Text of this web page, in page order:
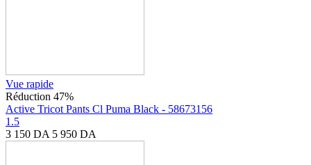
Vue rapide
Réduction 47%
Active Tricot Pants Cl Puma Black - 58673156
1.5
3 150 DA 5 950 DA